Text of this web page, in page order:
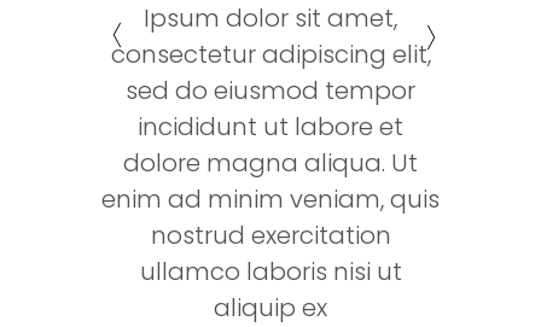
Ipsum dolor sit amet,
consectetur adipiscing elit,
sed do eiusmod tempor
incididunt ut labore et
dolore magna aliqua. Ut
enim ad minim veniam, quis
nostrud exercitation
ullamco laboris nisi ut
aliquip ex
Lorem ipsum dolor sit amet,
consectetur adipiscing elit,
sed do eiusmod tempor
incididunt ut labore et
dolore magna aliqua. Ut
enim ad minim veniam, quis
nostrud exercitation
ullamco laboris nisi ut
aliquip ex